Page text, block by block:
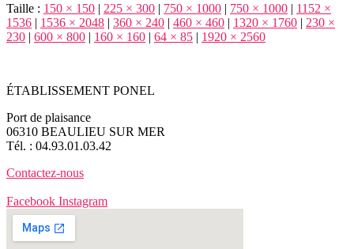
Taille : 150 × 150 | 225 × 300 | 750 × 1000 | 750 × 1000 | 1152 ×
1536 | 1536 × 2048 | 360 × 240 | 460 × 460 | 1320 × 1760 | 230 ×
230 | 600 × 800 | 160 × 160 | 64 × 85 | 1920 × 2560
ÉTABLISSEMENT PONEL
Port de plaisance
06310 BEAULIEU SUR MER
Tél. : 04.93.01.03.42
Contactez-nous
Facebook Instagram